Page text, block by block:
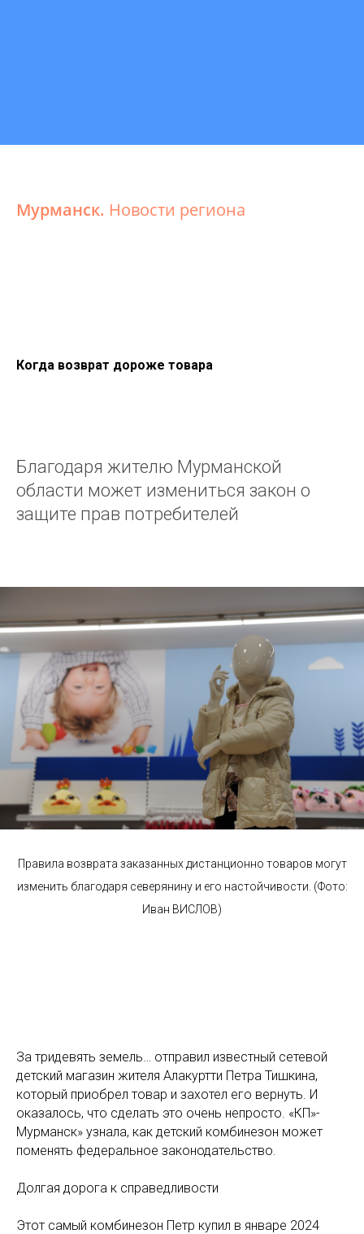
Мурманск. Новости региона
Когда возврат дороже товара
Благодаря жителю Мурманской
области может измениться закон о
защите прав потребителей
Правила возврата заказанных дистанционно товаров могут
изменить благодаря северянину и его настойчивости. (Фото:
Иван ВИСЛОВ)
За тридевять земель… отправил известный сетевой
детский магазин жителя Алакуртти Петра Тишкина,
который приобрел товар и захотел его вернуть. И
оказалось, что сделать это очень непросто. «КП»-
Мурманск» узнала, как детский комбинезон может
поменять федеральное законодательство.
Долгая дорога к справедливости
Этот самый комбинезон Петр купил в январе 2024